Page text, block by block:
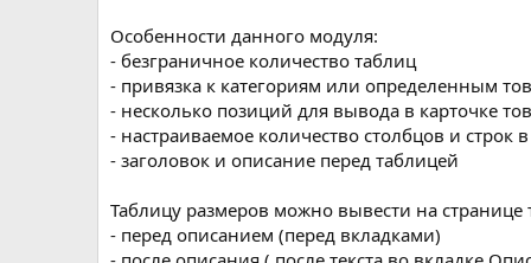
Особенности данного модуля:
- безграничное количество таблиц
- привязка к категориям или определенным
- несколько позиций для вывода в карточке
- настраиваемое количество столбцов и строк
- заголовок и описание перед таблицей
Таблицу размеров можно вывести на странице
- перед описанием (перед вкладками)